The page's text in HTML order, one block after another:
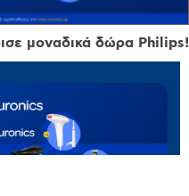
μοναδικά δώρα Philips!